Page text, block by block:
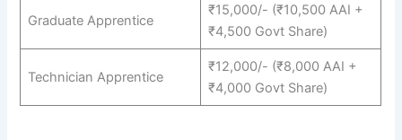
Graduate Apprentice
₹15,000/- (₹10,500 AAI +
₹4,500 Govt Share)
Technician Apprentice
₹12,000/- (₹8,000 AAI +
₹4,000 Govt Share)